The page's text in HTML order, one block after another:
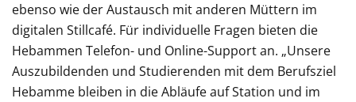
ebenso wie der Austausch mit anderen Müttern im
digitalen Stillcafé. Für individuelle Fragen bieten die
Hebammen Telefon- und Online-Support an. „Unsere
Auszubildenden und Studierenden mit dem Berufsziel
Hebamme bleiben in die Abläufe auf Station und im